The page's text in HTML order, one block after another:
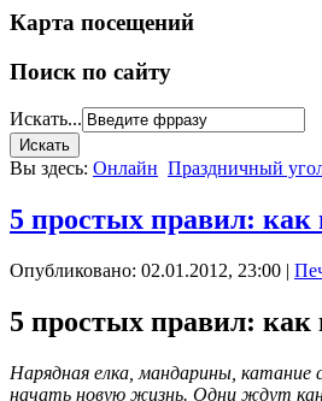
Карта посещений
Поиск по сайту
Искать...
Вы здесь: Онлайн Праздничный
5 простых правил: как
Опубликовано: 02.01.2012, 23:00 |
5 простых правил: как
Нарядная елка, мандарины, катание
начать новую жизнь. Одни ждут